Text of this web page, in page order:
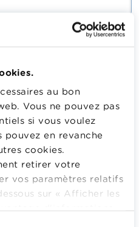
au bon
Vous ne pouvez pas
si vous voulez
pouvez en revanche
cookies.
retirer votre
vos paramètres relatifs
sur « Afficher les
à votre adresse
checklists